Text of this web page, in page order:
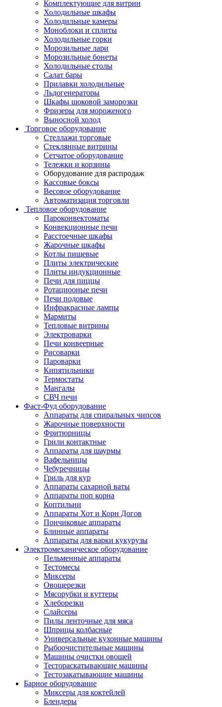
Комплектующие для витрин
Холодильные шкафы
Холодильные камеры
Моноблоки и сплиты
Холодильные горки
Морозильные лари
Морозильные бонеты
Холодильные столы
Салат бары
Прилавки холодильные
Льдогенераторы
Шкафы шоковой заморозки
Фризеры для мороженого
Выносной холод
Торговое оборудование
Стеллажи торговые
Стеклянные витрины
Сетчатое оборудование
Тележки и корзины
Оборудование для распродаж
Кассовые боксы
Весовое оборудование
Автоматизация торговли
Тепловое оборудование
Пароконвектоматы
Конвекционные печи
Расстоечные шкафы
Жарочные шкафы
Котлы пищевые
Плиты электрические
Плиты индукционные
Печи для пиццы
Ротациооные печи
Печи подовые
Инфракрасные лампы
Мармиты
Тепловые витрины
Электроварки
Печи конвеерные
Рисоварки
Пароварки
Кипятильники
Термостаты
Мангалы
СВЧ печи
Фаст-Фуд оборудование
Аппараты для спиральных чипсов
Жарочные поверхности
Фритюрницы
Грили контактные
Аппараты для шаурмы
Вафельницы
Чебуречницы
Гриль для кур
Аппараты сахарной ваты
Аппараты поп корна
Коптильни
Аппараты Хот и Корн Догов
Пончиковые аппараты
Блинные аппараты
Аппараты для варки кукурузы
Электромеханическое оборудование
Пельменные аппараты
Тестомесы
Миксеры
Овощерезки
Мясорубки и куттеры
Хлеборезки
Слайсеры
Пилы ленточные для мяса
Шприцы колбасные
Универсальные кухонные машины
Рыбоочистительные машины
Машины очистки овощей
Тестораскатывающие машины
Тестозакатывающие машины
Барное оборудование
Миксеры для коктейлей
Блендеры